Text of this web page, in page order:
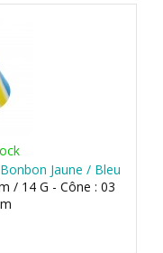
Jaune / Bleu
/ 14 G - Cône : 03